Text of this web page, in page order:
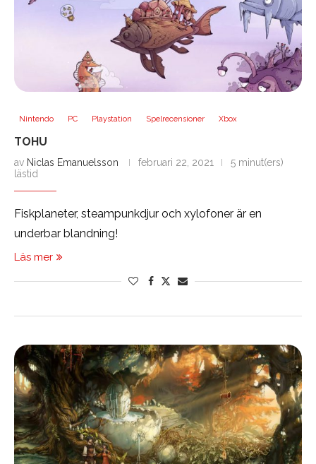
Nintendo PC Playstation Spelrecensioner Xbox
TOHU
av Niclas Emanuelsson februari 22, 2021
5 minut(ers)
lästid
Fiskplaneter, steampunkdjur och xylofoner är en
underbar blandning!
Läs mer